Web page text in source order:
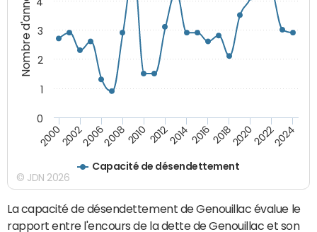
Nombre d'années
Capacité de désendettement
20002002200620082010 2012201420162018202020222024
0
1
2
3
© JDN 2026
La capacité de désendettement de Genouillac évalue le
rapport entre l'encours de la dette de Genouillac et son